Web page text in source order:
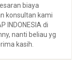
biaya
konsultan kami
INDONESIA di
nanti beliau yg
kasih.